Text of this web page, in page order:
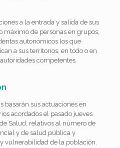
a la entrada y salida de sus
de personas en grupos,
autonómicos los que
a sus territorios, en todo o en
competentes
basarán sus actuaciones en
acordados el pasado jueves
Salud, relativos al número de
y de salud pública y
vulnerabilidad de la población.